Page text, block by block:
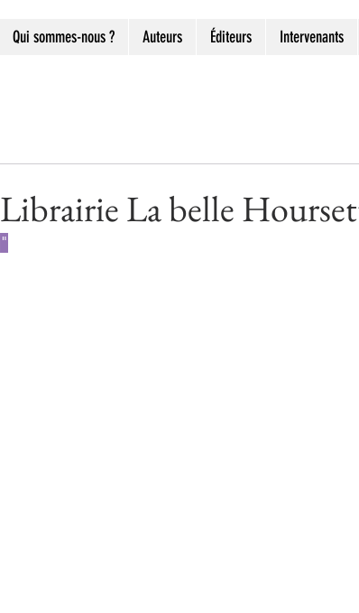
Qui sommes-nous ? Auteurs Éditeurs Intervenants
Librairie La belle
"